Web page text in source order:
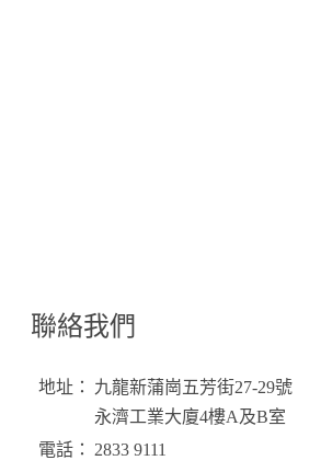
聯絡我們
地址：
九龍新蒲崗五芳街27-29號
永濟工業大廈4樓A及B室
電話：
2833 9111